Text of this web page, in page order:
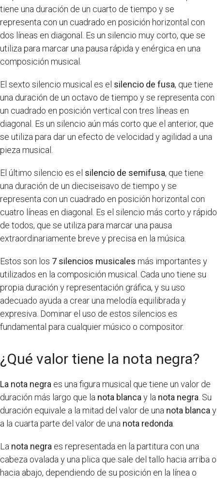
tiene una duración de un cuarto de tiempo y se
representa con un cuadrado en posición horizontal con
dos líneas en diagonal. Es un silencio muy corto, que se
utiliza para marcar una pausa rápida y enérgica en una
composición musical.
El sexto silencio musical es el silencio de fusa, que tiene
una duración de un octavo de tiempo y se representa con
un cuadrado en posición vertical con tres líneas en
diagonal. Es un silencio aún más corto que el anterior, que
se utiliza para dar un efecto de velocidad y agilidad a una
pieza musical.
El último silencio es el silencio de semifusa, que tiene
una duración de un dieciseisavo de tiempo y se
representa con un cuadrado en posición horizontal con
cuatro líneas en diagonal. Es el silencio más corto y rápido
de todos, que se utiliza para marcar una pausa
extraordinariamente breve y precisa en la música.
Estos son los 7 silencios musicales más importantes y
utilizados en la composición musical. Cada uno tiene su
propia duración y representación gráfica, y su uso
adecuado ayuda a crear una melodía equilibrada y
expresiva. Dominar el uso de estos silencios es
fundamental para cualquier músico o compositor.
¿Qué valor tiene la nota negra?
La nota negra es una figura musical que tiene un valor de
duración más largo que la nota blanca y la nota negra . Su
duración equivale a la mitad del valor de una nota blanca y
a la cuarta parte del valor de una nota redonda
La nota negra es representada en la partitura con una
cabeza ovalada y una plica que sale del tallo hacia arriba o
hacia abajo, dependiendo de su posición en la línea o